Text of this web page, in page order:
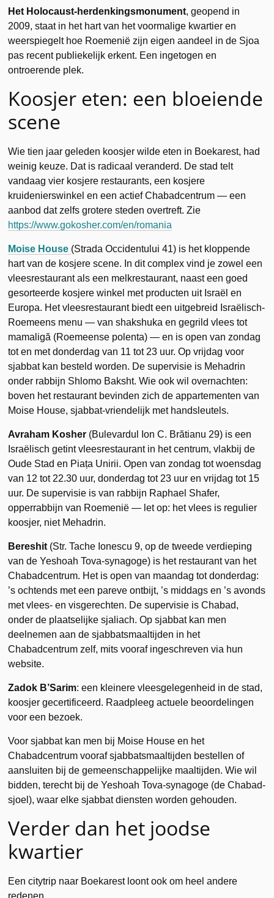
Het Holocaust-herdenkingsmonument, geopend in
2009, staat in het hart van het voormalige kwartier en
weerspiegelt hoe Roemenië zijn eigen aandeel in de Sjoa
pas recent publiekelijk erkent. Een ingetogen en
ontroerende plek.
Koosjer eten: een bloeiende
scene
Wie tien jaar geleden koosjer wilde eten in Boekarest, had
weinig keuze. Dat is radicaal veranderd. De stad telt
vandaag vier kosjere restaurants, een kosjere
kruidenierswinkel en een actief Chabadcentrum — een
aanbod dat zelfs grotere steden overtreft. Zie
https://www.gokosher.com/en/romania
Moise House (Strada Occidentului 41) is het kloppende
hart van de kosjere scene. In dit complex vind je zowel een
vleesrestaurant als een melkrestaurant, naast een goed
gesorteerde kosjere winkel met producten uit Israël en
Europa. Het vleesrestaurant biedt een uitgebreid Israëlisch-
Roemeens menu — van shakshuka en gegrild vlees tot
mamaligă (Roemeense polenta) — en is open van zondag
tot en met donderdag van 11 tot 23 uur. Op vrijdag voor
sjabbat kan besteld worden. De supervisie is Mehadrin
onder rabbijn Shlomo Baksht. Wie ook wil overnachten:
boven het restaurant bevinden zich de appartementen van
Moise House, sjabbat-vriendelijk met handsleutels.
Avraham Kosher (Bulevardul Ion C. Brătianu 29) is een
Israëlisch getint vleesrestaurant in het centrum, vlakbij de
Oude Stad en Piața Unirii. Open van zondag tot woensdag
van 12 tot 22.30 uur, donderdag tot 23 uur en vrijdag tot 15
uur. De supervisie is van rabbijn Raphael Shafer,
opperrabbijn van Roemenië — let op: het vlees is regulier
koosjer, niet Mehadrin.
Bereshit (Str. Tache Ionescu 9, op de tweede verdieping
van de Yeshoah Tova-synagoge) is het restaurant van het
Chabadcentrum. Het is open van maandag tot donderdag:
’s ochtends met een pareve ontbijt, ’s middags en ’s avonds
met vlees- en visgerechten. De supervisie is Chabad,
onder de plaatselijke sjaliach. Op sjabbat kan men
deelnemen aan de sjabbatsmaaltijden in het
Chabadcentrum zelf, mits vooraf ingeschreven via hun
website.
Zadok B’Sarim: een kleinere vleesgelegenheid in de stad,
koosjer gecertificeerd. Raadpleeg actuele beoordelingen
voor een bezoek.
Voor sjabbat kan men bij Moise House en het
Chabadcentrum vooraf sjabbatsmaaltijden bestellen of
aansluiten bij de gemeenschappelijke maaltijden. Wie wil
bidden, terecht bij de Yeshoah Tova-synagoge (de Chabad-
sjoel), waar elke sjabbat diensten worden gehouden.
Verder dan het joodse
kwartier
Een citytrip naar Boekarest loont ook om heel andere
redenen.